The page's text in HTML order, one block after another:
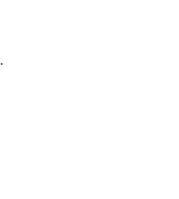
(öffnet neues Fenster). (nicht
.